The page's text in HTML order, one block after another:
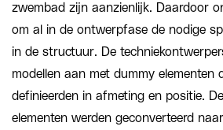
zwembad zijn aanzienlijk. Daardoor
om al in de ontwerpfase de nodige
in de structuur. De
modellen aan met dummy elementen
definieerden in afmeting en positie.
elementen werden geconverteerd